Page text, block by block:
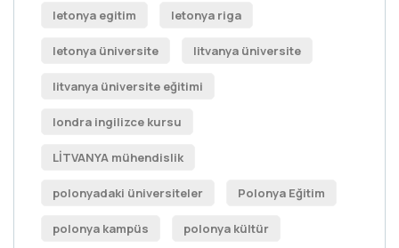
letonya egitim letonya riga
letonya üniversite litvanya üniversite
litvanya üniversite eğitimi
londra ingilizce kursu
LİTVANYA mühendislik
polonyadaki üniversiteler Polonya Eğitim
polonya kampüs polonya kültür